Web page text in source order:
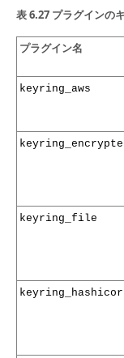
表 6.27 プラグインの
プラグイン名
keyring_aws
keyring_file